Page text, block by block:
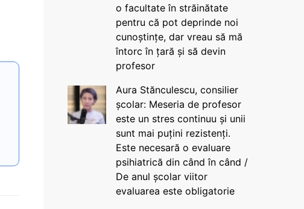
o facultate în străinătate
pentru că pot deprinde noi
cunoștințe, dar vreau să mă
întorc în țară și să devin
profesor
Aura Stănculescu, consilier
școlar: Meseria de profesor
este un stres continuu și unii
sunt mai puțini rezistenți.
Este necesară o evaluare
psihiatrică din când în când /
De anul școlar viitor
evaluarea este obligatorie